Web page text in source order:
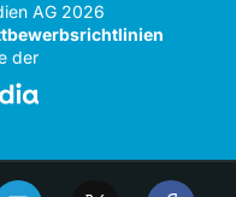
AG 2026
der